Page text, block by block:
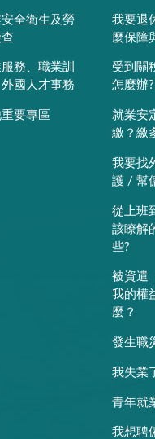
全衛生及勞
務、職業訓
國人才事務
要專區
我要退
麼保障
受到關
怎麼辦?
就業安
繳？繳
我要找
護 / 幫
從上班
該瞭解
些?
被資遣
我的權
麼？
發生職
我失業
青年就
我想聘